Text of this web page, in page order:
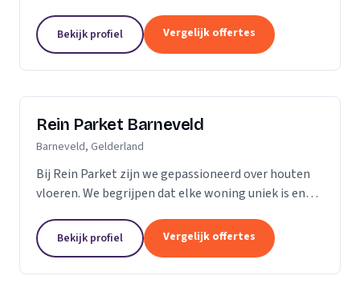
bedrijven als particulieren. Nieuwbouw- of
renovatieprojecten,...
Bekijk profiel Vergelijk offertes
Rein Parket Barneveld
Barneveld, Gelderland
Bij Rein Parket zijn we gepassioneerd over houten
vloeren. We begrijpen dat elke woning uniek is en
past bij uw stijl en behoeften. Of u nu op zoek...
Bekijk profiel Vergelijk offertes